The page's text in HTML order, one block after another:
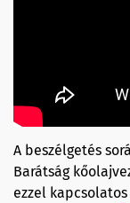
A beszélgetés
Barátság
ezzel